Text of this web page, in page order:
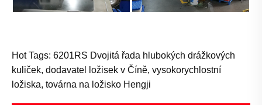
Hot Tags: 6201RS Dvojitá řada hlubokých drážkových
kuliček, dodavatel ložisek v Číně, vysokorychlostní
ložiska, továrna na ložisko Hengji